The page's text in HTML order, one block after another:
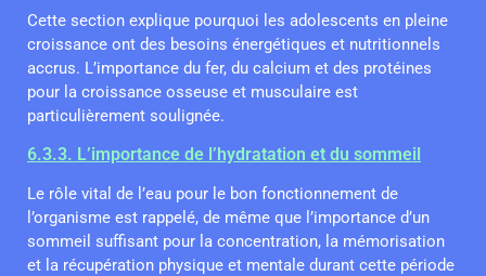
Cette section explique pourquoi les adolescents en pleine
croissance ont des besoins énergétiques et nutritionnels
accrus. L’importance du fer, du calcium et des protéines
pour la croissance osseuse et musculaire est
particulièrement soulignée.
6.3.3. L’importance de l’hydratation et du sommeil
Le rôle vital de l’eau pour le bon fonctionnement de
l’organisme est rappelé, de même que l’importance d’un
sommeil suffisant pour la concentration, la mémorisation
et la récupération physique et mentale durant cette période